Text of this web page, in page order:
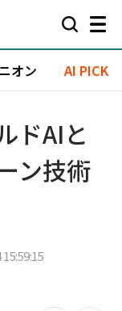
オン AI PICK
ドAIと
ン技術